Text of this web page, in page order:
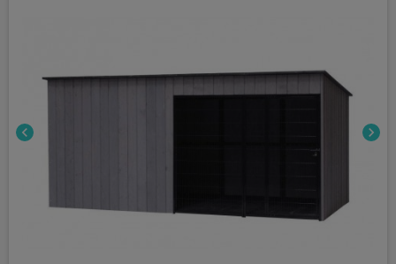
chevron_left chevron_right